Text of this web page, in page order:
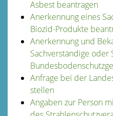
Asbest beantragen
Anerkennung eines
Biozid-Produkte
Anerkennung und
Sachverständige oder
Anfrage bei der
stellen
Angaben zur Person